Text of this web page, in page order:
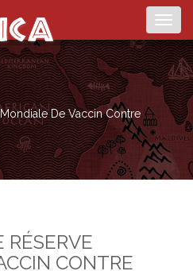
De Vaccin Contre
RÉSERVE
CONTRE